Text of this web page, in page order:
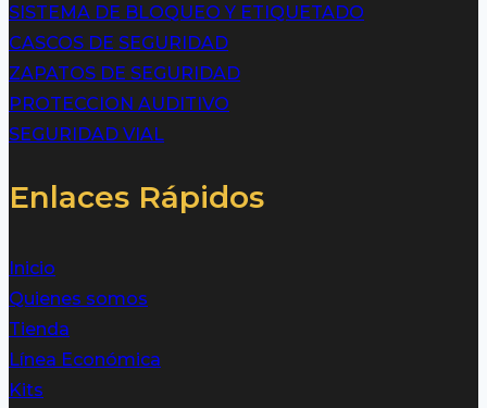
SISTEMA DE BLOQUEO Y ETIQUETADO
CASCOS DE SEGURIDAD
ZAPATOS DE SEGURIDAD
PROTECCION AUDITIVO
SEGURIDAD VIAL
Enlaces Rápidos
Inicio
Quienes somos
Tienda
Línea Económica
Kits